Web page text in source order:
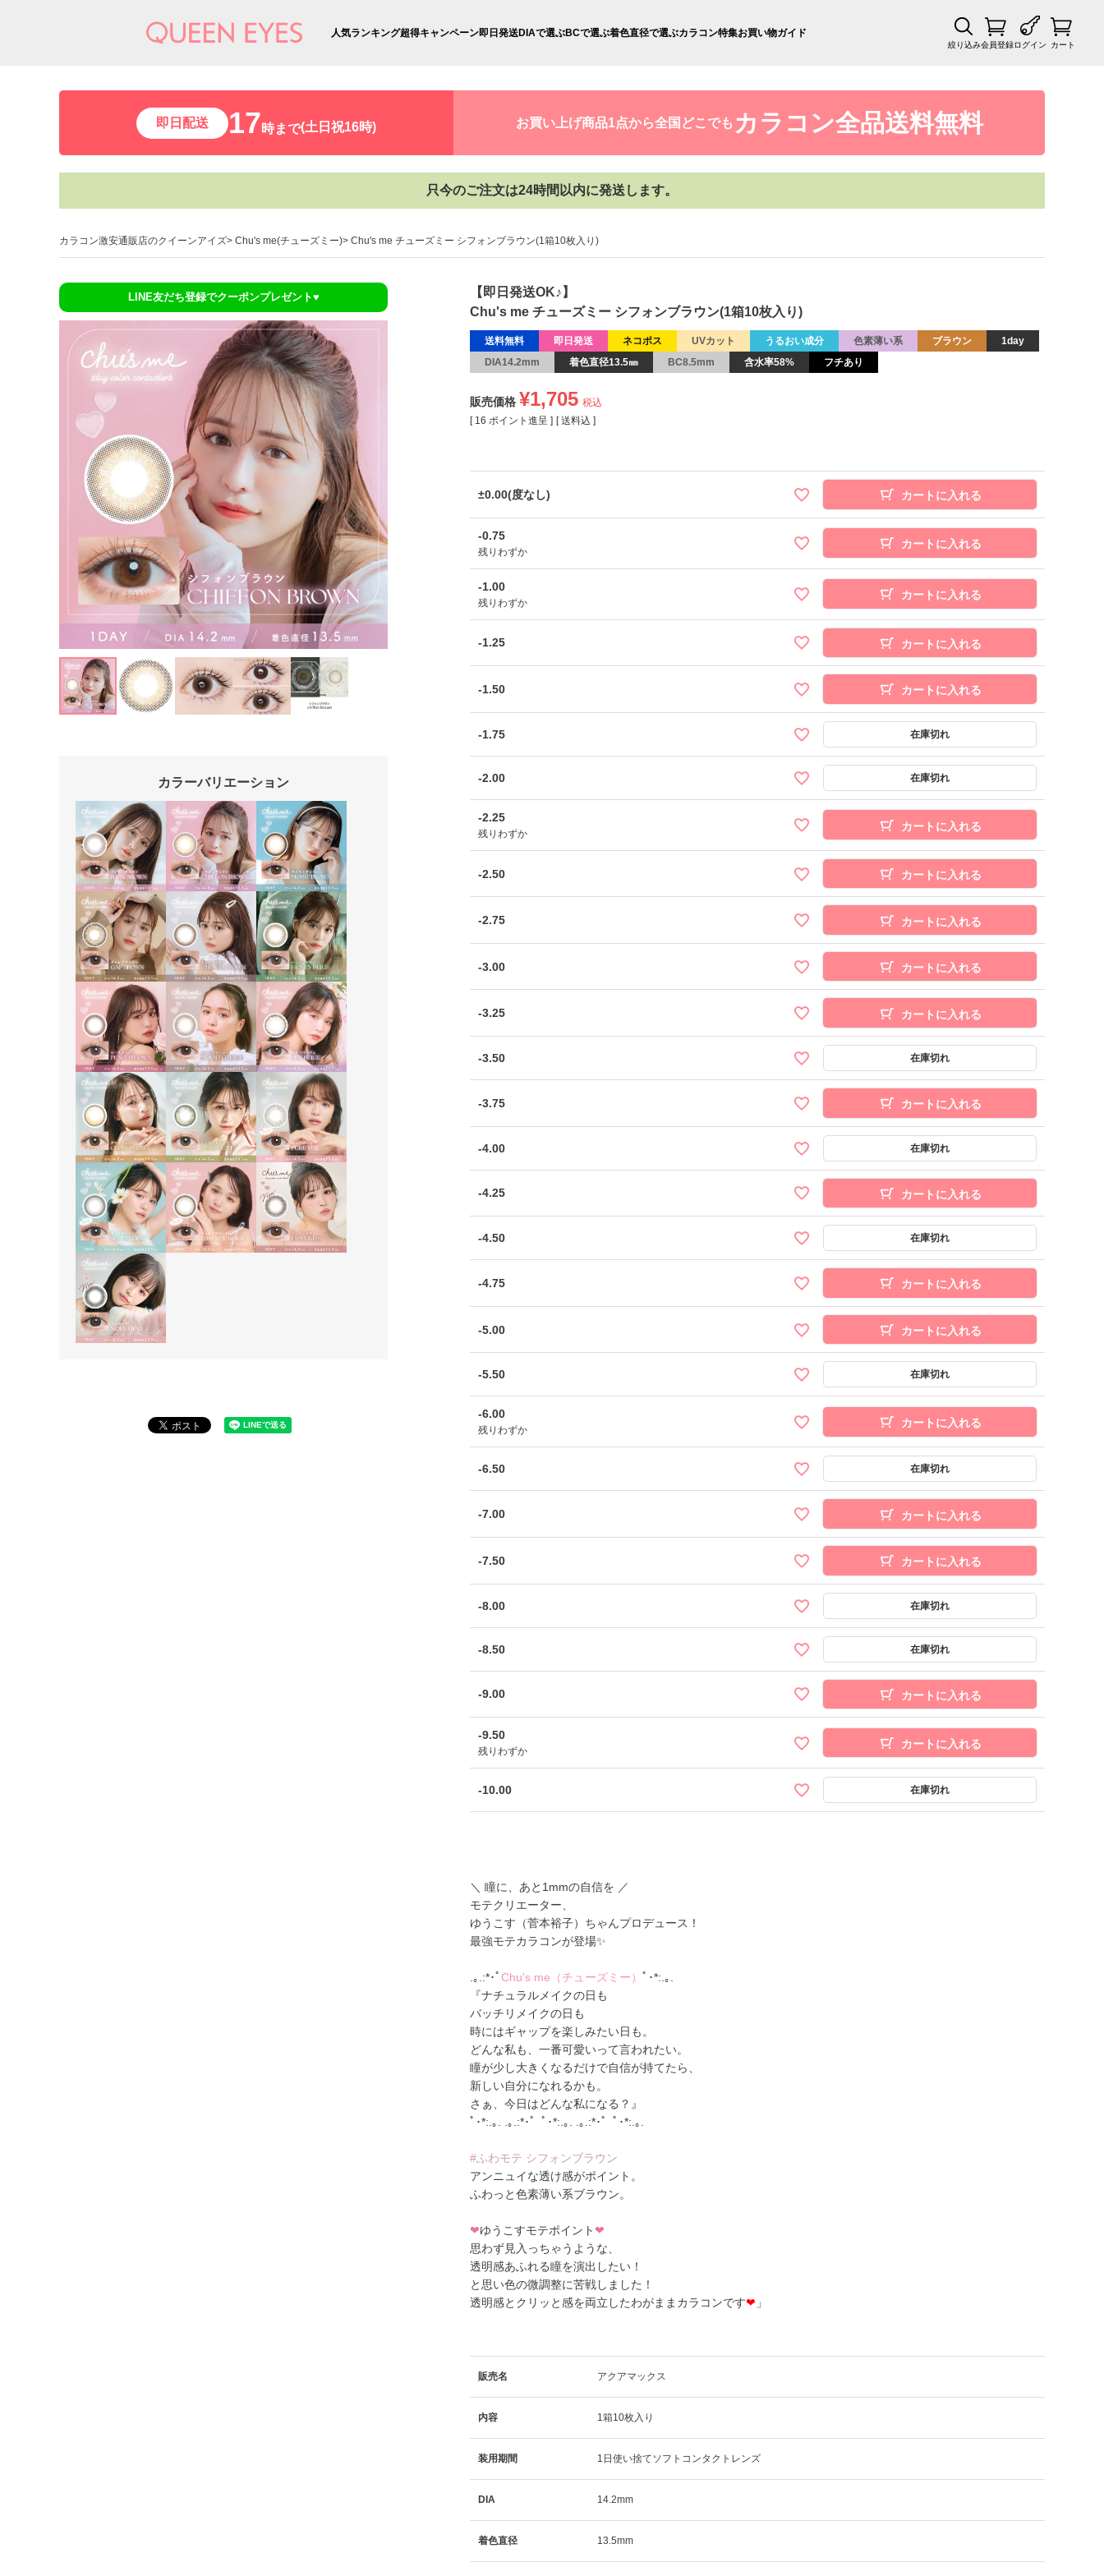
人気ランキング超得キャンペーン即日発送DIAで選ぶBCで選ぶ着色直径で選ぶカラコン特集お買い物ガイド
絞り込み会員登録ログイン カート
即日配送 17時まで(土日祝16時) お買い上げ商品1点から全国どこでも カラコン全品送料無料
只今のご注文は24時間以内に発送します。
カラコン激安通販店のクイーンアイズ Chu's me(チューズミー) Chu's me チューズミー シフォンブラウン(1箱10枚入り)
LINE友だち登録でクーポンプレゼント♥
カラーバリエーション
【即日発送OK♪】
Chu's me チューズミー シフォンブラウン(1箱10枚入り)
送料無料 即日発送 ネコポス UVカット うるおい成分 色素薄い系 ブラウン
1day
DIA14.2mm
着色直径13.5㎜ BC8.5mm 含水率58% フチあり
販売価格 ¥1,705 税込
[ 16 ポイント進呈 ] 送料込
±0.00(度なし) カートに入れる
-0.75
残りわずか
カートに入れる
-1.00
残りわずか
カートに入れる
-1.25 カートに入れる
-1.50 カートに入れる
-1.75
-2.00
-2.25
残りわずか
カートに入れる
-2.50 カートに入れる
-2.75 カートに入れる
-3.00 カートに入れる
-3.25 カートに入れる
-3.50
-3.75 カートに入れる
-4.00
-4.25 カートに入れる
-4.50
-4.75 カートに入れる
-5.00 カートに入れる
-5.50
-6.00
残りわずか
カートに入れる
-6.50
-7.00 カートに入れる
-7.50 カートに入れる
-8.00
-8.50
-9.00 カートに入れる
-9.50
残りわずか
カートに入れる
-10.00
＼ 瞳に、あと1mmの自信を ／
モテクリエーター、
ゆうこす（菅本裕子）ちゃんプロデュース！
最強モテカラコンが登場✨
.｡.:*･ﾟChu's me（チューズミー） ﾟ･*:.｡.
『ナチュラルメイクの日も
バッチリメイクの日も
時にはギャップを楽しみたい日も。
どんな私も、一番可愛いって言われたい。
瞳が少し大きくなるだけで自信が持てたら、
新しい自分になれるかも。
さぁ、今日はどんな私になる？』
ﾟ･*:.｡. .｡.:*･゜ﾟ･*:.｡. .｡.:*･゜ﾟ･*:.｡.
#ふわモテ シフォンブラウン
アンニュイな透け感がポイント。
ふわっと色素薄い系ブラウン。
❤ゆうこすモテポイント❤
思わず見入っちゃうような、
透明感あふれる瞳を演出したい！
と思い色の微調整に苦戦しました！
透明感とクリッと感を両立したわがままカラコンです❤ 」
販売名 アクアマックス
内容 1箱10枚入り
装用期間 1日使い捨てソフトコンタクトレンズ
DIA 14.2mm
着色直径 13.5mm